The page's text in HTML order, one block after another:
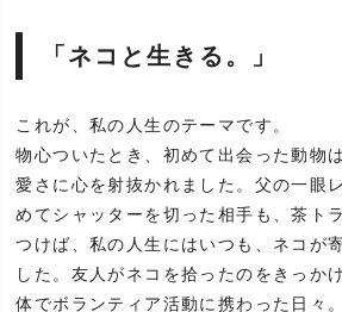
「ネコと生きる。」
これが、私の人生のテーマです。
物心ついたとき、初めて出会った動物
愛さに心を射抜かれました。父の一眼
めてシャッターを切った相手も、茶ト
つけば、私の人生にはいつも、ネコが
した。友人がネコを拾ったのをきっか
体でボランティア活動に携わった日々